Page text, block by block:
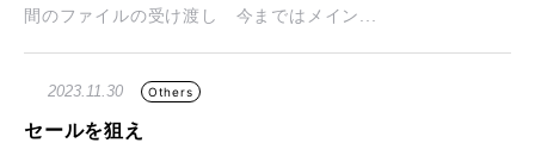
間のファイルの受け渡し 今まではメイン...
2023.11.30 Others
セールを狙え